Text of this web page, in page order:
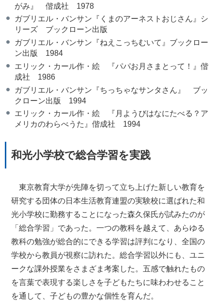
がみ』 偕成社 1978
ガブリエル・バンサン『くまのアーネストおじさん』シ
リーズ ブックローン出版
ガブリエル・バンサン『ねえこっちむいて』ブックロー
ン出版 1984
エリック・カール作・絵 『パパお月さまとって！』偕
成社 1986
ガブリエル・バンサン『ちっちゃなサンタさん』 ブッ
クローン出版 1994
エリック・カール作・絵 『月ようびはなにたべる？ア
メリカのわらべうた』偕成社 1994
和光小学校で総合学習を実践
東京教育大学が先陣を切って立ち上げた新しい教育を
研究する団体の日本生活教育連盟の実験校に選ばれた和
光小学校に勤務することになった森久保氏が試みたのが
「総合学習」であった。一つの教科を越えて、あらゆる
教科の勉強が総合的にできる学習は評判になり、全国の
学校から教員が視察に訪れた。総合学習以外にも、ユニ
ークな課外授業をさまざま考案した。五感で触れたもの
を言葉で表現する楽しさを子どもたちに味わわせること
を通して、子どもの豊かな個性を育んだ。